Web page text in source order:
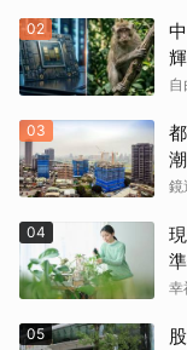
02
自
03
鏡
04
幸
05